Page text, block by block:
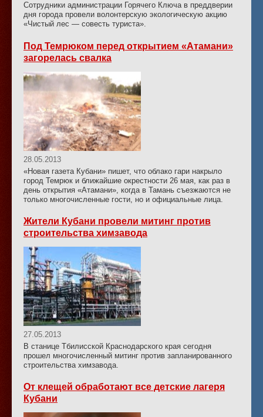
Сотрудники администрации Горячего Ключа в преддверии
дня города провели волонтерскую экологическую акцию
«Чистый лес — совесть туриста».
Под Темрюком перед открытием «Атамани»
загорелась свалка
28.05.2013
«Новая газета Кубани» пишет, что облако гари накрыло
город Темрюк и ближайшие окрестности 26 мая, как раз в
день открытия «Атамани», когда в Тамань съезжаются не
только многочисленные гости, но и официальные лица.
Жители Кубани провели митинг против
строительства химзавода
27.05.2013
В станице Тбилисской Краснодарского края сегодня
прошел многочисленный митинг против запланированного
строительства химзавода.
От клещей обработают все детские лагеря
Кубани